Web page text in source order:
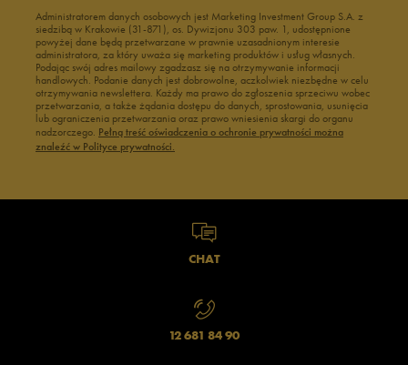
Administratorem danych osobowych jest Marketing Investment Group S.A. z
siedzibą w Krakowie (31-871), os. Dywizjonu 303 paw. 1, udostępnione
powyżej dane będą przetwarzane w prawnie uzasadnionym interesie
administratora, za który uważa się marketing produktów i usług własnych.
Podając swój adres mailowy zgadzasz się na otrzymywanie informacji
handlowych. Podanie danych jest dobrowolne, aczkolwiek niezbędne w celu
otrzymywania newslettera. Każdy ma prawo do zgłoszenia sprzeciwu wobec
przetwarzania, a także żądania dostępu do danych, sprostowania, usunięcia
lub ograniczenia przetwarzania oraz prawo wniesienia skargi do organu
nadzorczego. Pełną treść oświadczenia o ochronie prywatności można
znaleźć w Polityce prywatności.
CHAT
12 681 84 90